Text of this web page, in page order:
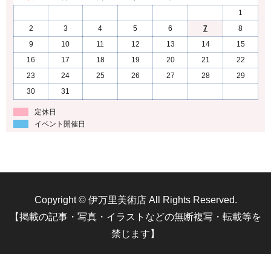
1
2
3 4 5 6 7
8
9
10 11 12 13 14
15
16
17 18 19 20 21
22
23
24 25 26 27 28
29
30
31
定休日
イベント開催日
Copyright © 伊万里美術店 All Rights Reserved.
【掲載の記事・写真・イラストなどの無断複写・転載等を
禁じます】